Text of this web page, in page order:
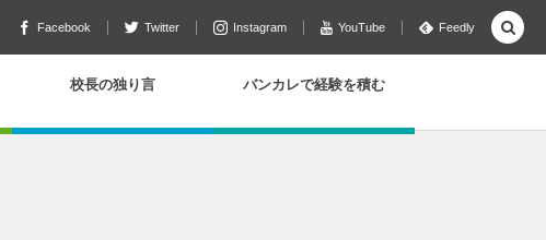
Facebook Twitter Instagram YouTube Feedly
校長の独り言 バンカレで経験を積む